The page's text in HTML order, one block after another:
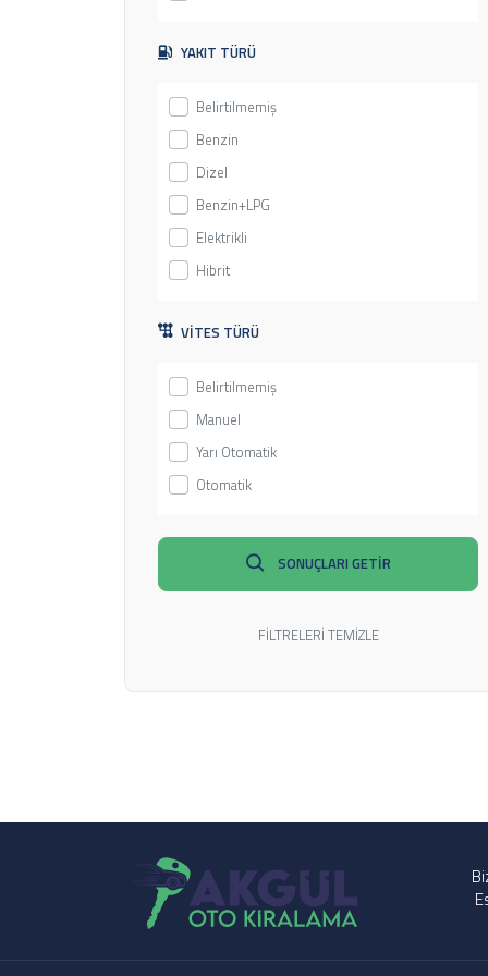
Mini (0)
Moskwitsch (0)
Nissan (0)
Opel (0)
Peugeot (0)
Plymouth (0)
Pontiac (0)
Proton (0)
Subaru (0)
Suzuki (0)
Tata (0)
DFM (0)
Hummer (0)
Isuzu (0)
YAKIT TÜRÜ
Belirtilmemiş
Benzin
Dizel
Benzin+LPG
Elektrikli
Hibrit
VİTES TÜRÜ
Belirtilmemiş
Manuel
Yarı Otomatik
Otomatik
SONUÇLARI GETİR
FİLTRELERİ TEMİZLE